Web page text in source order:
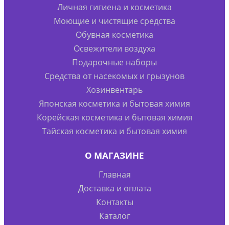
Личная гигиена и косметика
Моющие и чистящие средства
Обувная косметика
Освежители воздуха
Подарочные наборы
Средства от насекомых и грызунов
Хозинвентарь
Японская косметика и бытовая химия
Корейская косметика и бытовая химия
Тайская косметика и бытовая химия
О МАГАЗИНЕ
Главная
Доставка и оплата
Контакты
Каталог